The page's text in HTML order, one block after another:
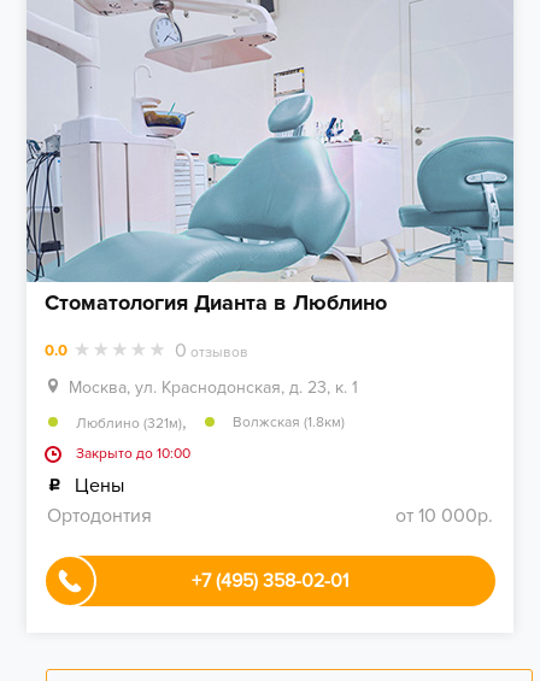
Стоматология Дианта в Люблино
0.0 0 отзывов
Москва, ул. Краснодонская, д. 23, к. 1
Люблино (321м),
Волжская (1.8км)
Закрыто до 10:00
Цены
Ортодонтия
от 10 000р.
+7 (495) 358-02-01